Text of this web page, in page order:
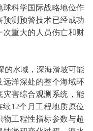
科学国际战略地位作
测预警技术已经成功
次重大的人员伤亡和财
的水域，深海滑坡可能
远洋深处的整个海域环
害综合观测系统，能
12个月工程地质原位
工程性指标参数与超